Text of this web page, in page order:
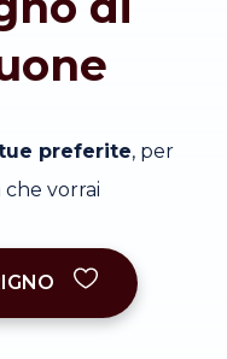
preferite, per
vorrai